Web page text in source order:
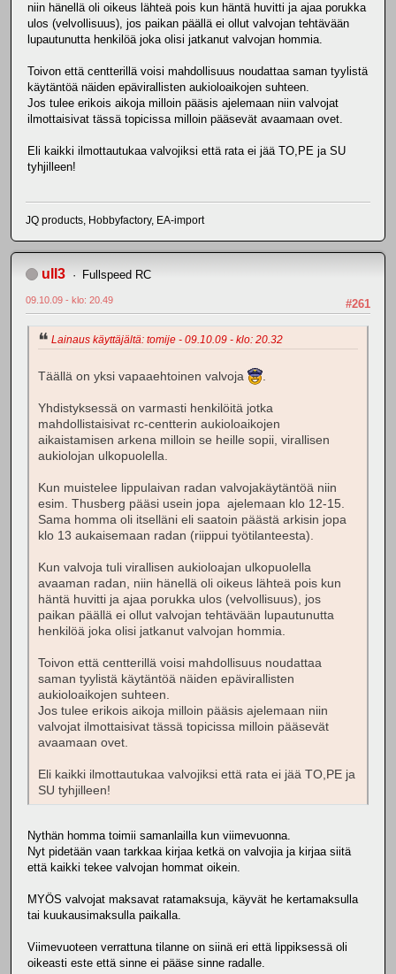
niin hänellä oli oikeus lähteä pois kun häntä huvitti ja ajaa porukka
ulos (velvollisuus), jos paikan päällä ei ollut valvojan tehtävään
lupautunutta henkilöä joka olisi jatkanut valvojan hommia.
Toivon että centterillä voisi mahdollisuus noudattaa saman tyylistä
käytäntöä näiden epävirallisten aukioloaikojen suhteen.
Jos tulee erikois aikoja milloin pääsis ajelemaan niin valvojat
ilmottaisivat tässä topicissa milloin pääsevät avaamaan ovet.
Eli kaikki ilmottautukaa valvojiksi että rata ei jää TO,PE ja SU
tyhjilleen!
JQ products, Hobbyfactory, EA-import
ull3 Fullspeed RC
#261
09.10.09 - klo: 20.49
Lainaus käyttäjältä: tomije - 09.10.09 - klo: 20.32
Täällä on yksi vapaaehtoinen valvoja
Yhdistyksessä on varmasti henkilöitä jotka
mahdollistaisivat rc-centterin aukioloaikojen
aikaistamisen arkena milloin se heille sopii, virallisen
aukiolojan ulkopuolella.
Kun muistelee lippulaivan radan valvojakäytäntöä niin
esim. Thusberg pääsi usein jopa ajelemaan klo 12-15.
Sama homma oli itselläni eli saatoin päästä arkisin jopa
klo 13 aukaisemaan radan (riippui työtilanteesta).
Kun valvoja tuli virallisen aukioloajan ulkopuolella
avaaman radan, niin hänellä oli oikeus lähteä pois kun
häntä huvitti ja ajaa porukka ulos (velvollisuus), jos
paikan päällä ei ollut valvojan tehtävään lupautunutta
henkilöä joka olisi jatkanut valvojan hommia.
Toivon että centterillä voisi mahdollisuus noudattaa
saman tyylistä käytäntöä näiden epävirallisten
aukioloaikojen suhteen.
Jos tulee erikois aikoja milloin pääsis ajelemaan niin
valvojat ilmottaisivat tässä topicissa milloin pääsevät
avaamaan ovet.
Eli kaikki ilmottautukaa valvojiksi että rata ei jää TO,PE ja
SU tyhjilleen!
Nythän homma toimii samanlailla kun viimevuonna.
Nyt pidetään vaan tarkkaa kirjaa ketkä on valvojia ja kirjaa siitä
että kaikki tekee valvojan hommat oikein.
MYÖS valvojat maksavat ratamaksuja, käyvät he kertamaksulla
tai kuukausimaksulla paikalla.
Viimevuoteen verrattuna tilanne on siinä eri että lippiksessä oli
oikeasti este että sinne ei pääse sinne radalle.